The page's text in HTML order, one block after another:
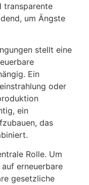
transparente
um Ängste
stellt eine
Ein
oder
ein
das
Rolle. Um
erneuerbare
gesetzliche